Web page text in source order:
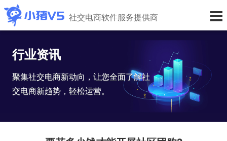
社交电商软件服务提供商
行业资讯
聚集社交电商新动向，让您全面了解社
交电商新趋势，轻松运营。